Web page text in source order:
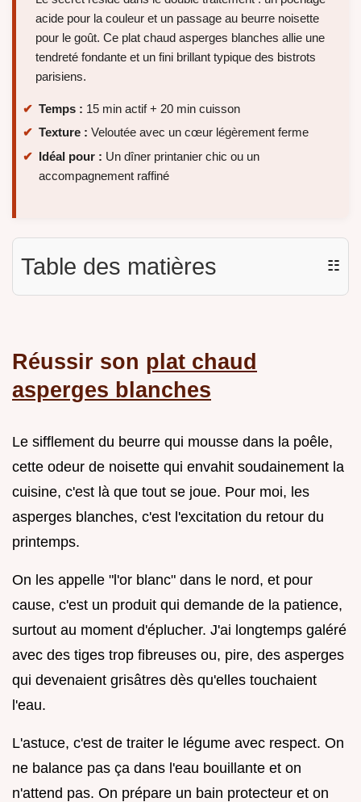
acide pour la couleur et un passage au beurre noisette
pour le goût. Ce plat chaud asperges blanches allie une
tendreté fondante et un fini brillant typique des bistrots
parisiens.
Temps : 15 min actif + 20 min cuisson
Texture : Veloutée avec un cœur légèrement ferme
Idéal pour : Un dîner printanier chic ou un
accompagnement raffiné
Table des matières ☷
Réussir son plat chaud
asperges blanches
Le sifflement du beurre qui mousse dans la poêle,
cette odeur de noisette qui envahit soudainement la
cuisine, c'est là que tout se joue. Pour moi, les
asperges blanches, c'est l'excitation du retour du
printemps.
On les appelle "l'or blanc" dans le nord, et pour
cause, c'est un produit qui demande de la patience,
surtout au moment d'éplucher. J'ai longtemps galéré
avec des tiges trop fibreuses ou, pire, des asperges
qui devenaient grisâtres dès qu'elles touchaient
l'eau.
L'astuce, c'est de traiter le légume avec respect. On
ne balance pas ça dans l'eau bouillante et on
n'attend pas. On prépare un bain protecteur et on